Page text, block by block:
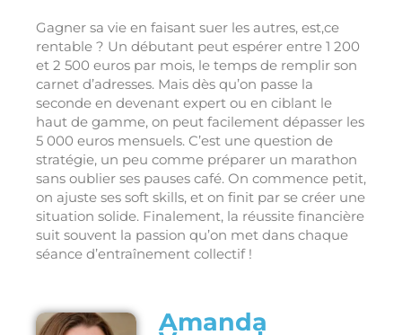
Gagner sa vie en faisant suer les autres, est,ce
rentable ? Un débutant peut espérer entre 1 200
et 2 500 euros par mois, le temps de remplir son
carnet d’adresses. Mais dès qu’on passe la
seconde en devenant expert ou en ciblant le
haut de gamme, on peut facilement dépasser les
5 000 euros mensuels. C’est une question de
stratégie, un peu comme préparer un marathon
sans oublier ses pauses café. On commence petit,
on ajuste ses soft skills, et on finit par se créer une
situation solide. Finalement, la réussite financière
suit souvent la passion qu’on met dans chaque
séance d’entraînement collectif !
Amanda